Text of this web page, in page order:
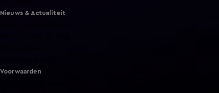
Nieuws & Actualiteit
Voorwaarden